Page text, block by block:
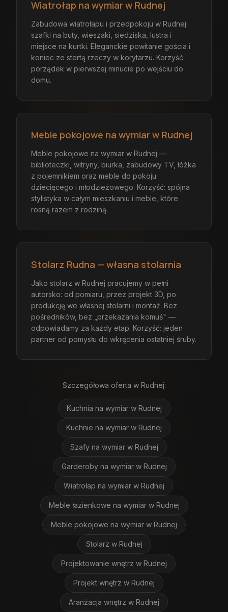
Wiatrołap na wymiar w Rudnej
Zabudowa wiatrołapu i przedpokoju w Rudnej:
szafki na buty, wieszaki, siedziska, lustra i
miejsce na kurtki. Eleganckie powitanie gościa i
koniec ze stertą rzeczy w korytarzu. Korzyść:
porządek w pierwszej minucie po wejściu do
domu.
Meble pokojowe na wymiar w Rudnej
Meble pokojowe na wymiar w Rudnej —
biblioteczki, witryny, biurka, zabudowy TV, łóżka
z pojemnikiem oraz meble do pokoju
dziecięcego i młodzieżowego. Korzyść: spójna
stylistyka w całym mieszkaniu i meble, które
rosną razem z rodziną.
Stolarz Rudna — własna stolarnia
Jako stolarz w Rudnej pracujemy w pełni
autorsko: od pomiaru, przez projekt 3D, po
produkcję we własnej stolarni i montaż. Bez
pośredników, bez „przekazania komuś" —
odpowiadamy za każdy etap. Korzyść: jeden
partner od pomysłu do wkręcenia ostatniej śruby.
Szczegółowa oferta w Rudnej:
Kuchnia na wymiar w Rudnej
Kuchnie na wymiar w Rudnej
Szafy na wymiar w Rudnej
Garderoby na wymiar w Rudnej
Wiatrołap na wymiar w Rudnej
Meble łazienkowe na wymiar w Rudnej
Meble pokojowe na wymiar w Rudnej
Stolarz w Rudnej
Projektowanie wnętrz w Rudnej
Projekt wnętrz w Rudnej
Aranżacja wnętrz w Rudnej